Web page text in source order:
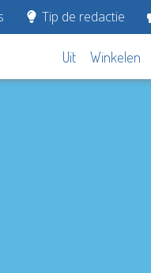
Tip de redactie
Uit Winkelen